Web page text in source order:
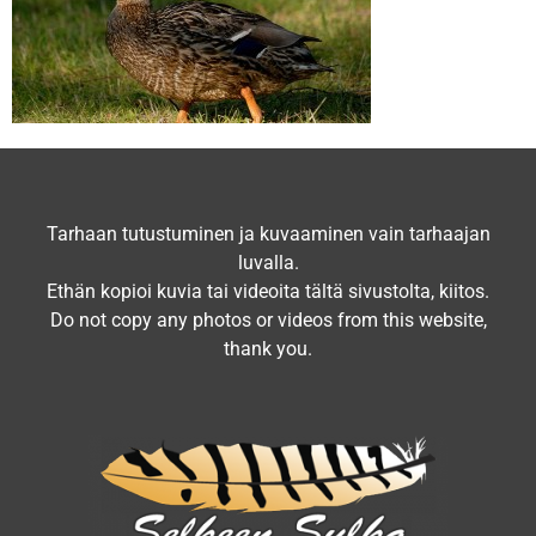
Tarhaan tutustuminen ja kuvaaminen vain tarhaajan
luvalla.
Ethän kopioi kuvia tai videoita tältä sivustolta, kiitos.
Do not copy any photos or videos from this website,
thank you.